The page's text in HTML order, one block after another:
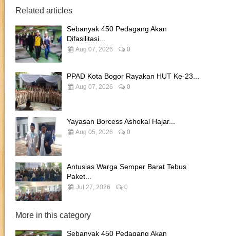
Related articles
Sebanyak 450 Pedagang Akan
Difasilitasi...
Aug 07, 2026 0
PPAD Kota Bogor Rayakan HUT Ke-23...
Aug 07, 2026 0
Yayasan Borcess Ashokal Hajar...
Aug 05, 2026 0
Antusias Warga Semper Barat Tebus
Paket...
Jul 27, 2026 0
More in this category
Sebanyak 450 Pedagang Akan